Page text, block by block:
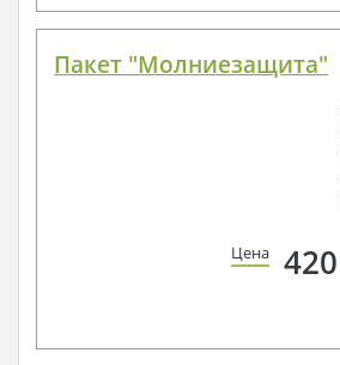
Пакет "Молниезащита"
Цена 420